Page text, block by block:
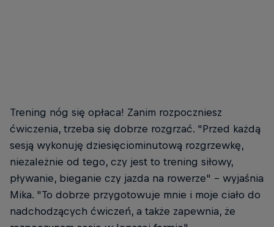
Trening nóg się opłaca! Zanim rozpoczniesz
ćwiczenia, trzeba się dobrze rozgrzać. "Przed każdą
sesją wykonuję dziesięciominutową rozgrzewkę,
niezależnie od tego, czy jest to trening siłowy,
pływanie, bieganie czy jazda na rowerze" - wyjaśnia
Mika. "To dobrze przygotowuje mnie i moje ciało do
nadchodzących ćwiczeń, a także zapewnia, że